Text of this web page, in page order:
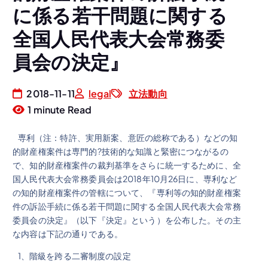
に係る若干問題に関する
全国人民代表大会常務委
員会の決定』
2018-11-11 legal
立法動向
1 minute Read
専利（注：特許、実用新案、意匠の総称である）などの知
的財産権案件は専門的?技術的な知識と緊密につながるの
で、知的財産権案件の裁判基準をさらに統一するために、全
国人民代表大会常務委員会は2018年10月26日に、専利など
の知的財産権案件の管轄について、『専利等の知的財産権案
件の訴訟手続に係る若干問題に関する全国人民代表大会常務
委員会の決定』（以下『決定』という）を公布した。その主
な内容は下記の通りである。
1、階級を跨る二審制度の設定